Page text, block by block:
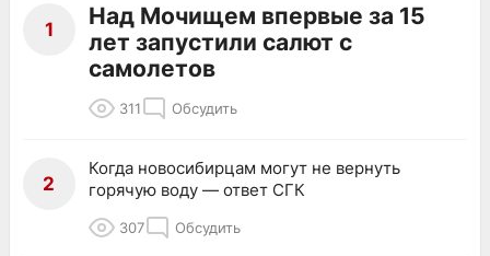
1
Над Мочищем впервые за 15
лет запустили салют с
самолетов
311 Обсудить
2
Когда новосибирцам могут не вернуть
горячую воду — ответ СГК
307 Обсудить